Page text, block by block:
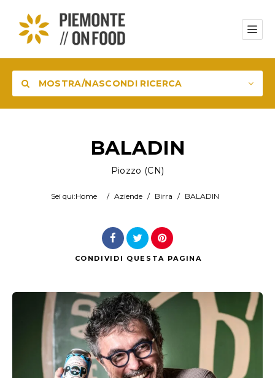
MOSTRA/NASCONDI RICERCA
BALADIN
Piozzo (CN)
Sei qui:Home / Aziende / Birra / BALADIN
CONDIVIDI QUESTA PAGINA